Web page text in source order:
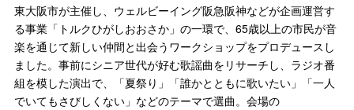
東大阪市が主催し、ウェルビーイング阪急阪神などが企画運営す
る事業「トルクひがしおおさか」の一環で、65歳以上の市民が音
楽を通じて新しい仲間と出会うワークショップをプロデュースし
ました。事前にシニア世代が好む歌謡曲をリサーチし、ラジオ番
組を模した演出で、「夏祭り」「誰かとともに歌いたい」「一人
でいてもさびしくない」などのテーマで選曲。会場の